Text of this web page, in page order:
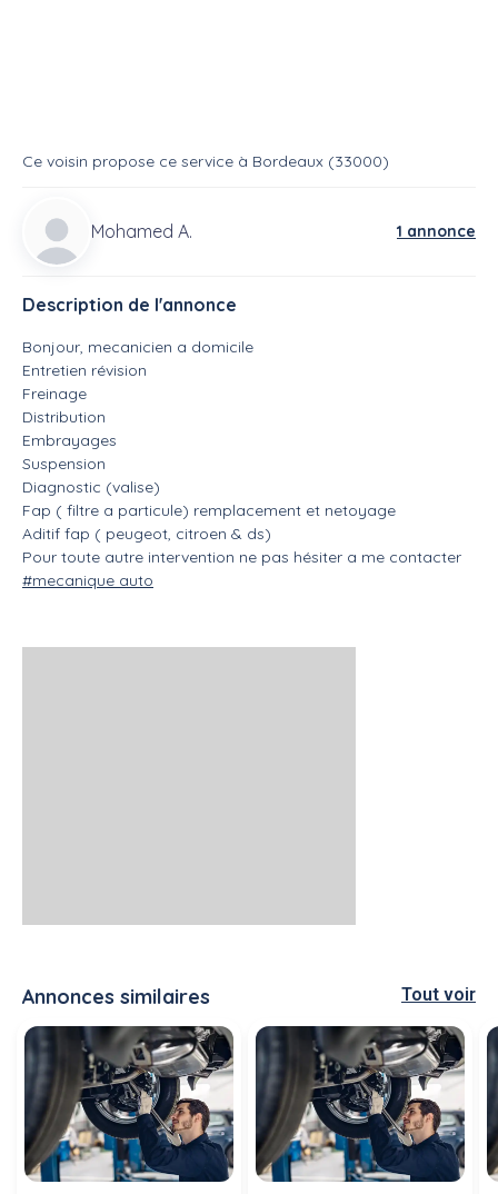
Ce voisin propose ce service à Bordeaux (33000)
Mohamed A. 1 annonce
Description de l'annonce
Bonjour, mecanicien a domicile
Entretien révision
Freinage
Distribution
Embrayages
Suspension
Diagnostic (valise)
Fap ( filtre a particule) remplacement et netoyage
Aditif fap ( peugeot, citroen & ds)
Pour toute autre intervention ne pas hésiter a me contacter
#mecanique auto
Annonces similaires Tout voir